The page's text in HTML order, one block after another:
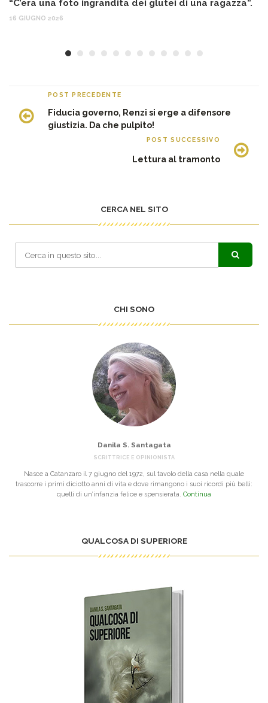
“C’era una foto ingrandita dei glutei di una ragazza”.
16 GIUGNO 2026
POST PRECEDENTE
Fiducia governo, Renzi si erge a difensore
giustizia. Da che pulpito!
POST SUCCESSIVO
Lettura al tramonto
CERCA NEL SITO
CHI SONO
Danila S. Santagata
SCRITTRICE E OPINIONISTA
Nasce a Catanzaro il 7 giugno del 1972, sul tavolo della casa nella quale
trascorre i primi diciotto anni di vita e dove rimangono i suoi ricordi più belli:
quelli di un’infanzia felice e spensierata. Continua
QUALCOSA DI SUPERIORE